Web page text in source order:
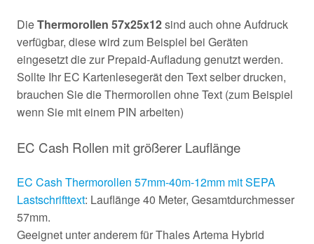
DieThermorollen 57x25x12sind auch ohne Aufdruck
verfügbar, diese wird zum Beispiel bei Geräten
eingesetzt die zur Prepaid-Aufladung genutzt werden.
Sollte Ihr EC Kartenlesegerät den Text selber drucken,
brauchen Sie die Thermorollen ohne Text (zum Beispiel
wenn Sie mit einem PIN arbeiten)
EC Cash Rollen mit größerer Lauflänge
EC Cash Thermorollen 57mm-40m-12mm mit SEPA
Lastschrifttext: Lauflänge 40 Meter, Gesamtdurchmesser
57mm.
Geeignet unter anderem für Thales Artema Hybrid